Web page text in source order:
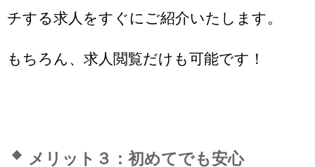
チする求人をすぐにご紹介いたします。
もちろん、求人閲覧だけも可能です！
メリット３：初めてでも安心